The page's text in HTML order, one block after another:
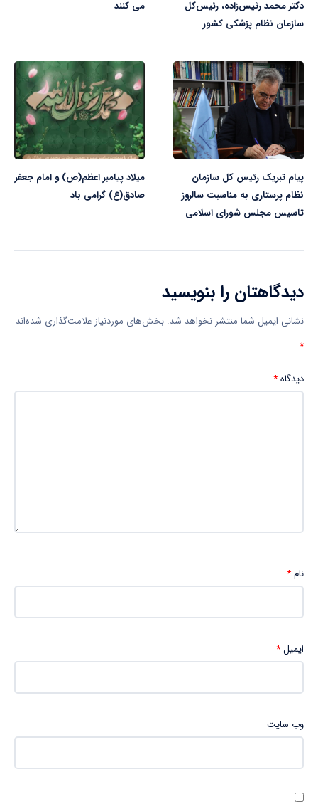
دکتر محمد رئیس‌زاده، رئیس‌کل
سازمان نظام پزشکی کشور
می کنند
پیام تبریک رئیس کل سازمان
نظام پرستاری به مناسبت سالروز
تاسیس مجلس شورای اسلامی
میلاد پیامبر اعظم(ص) و امام جعفر
صادق(ع) گرامی باد
دیدگاهتان را بنویسید
نشانی ایمیل شما منتشر نخواهد شد. بخش‌های موردنیاز علامت‌گذاری شده‌اند
*
دیدگاه*
نام*
ایمیل*
وب‌ سایت